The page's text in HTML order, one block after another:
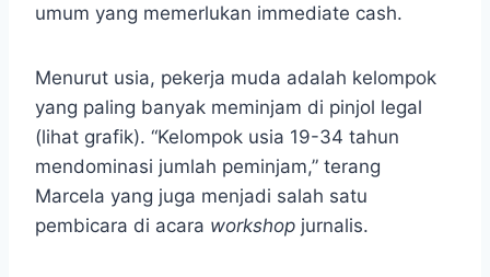
umum yang memerlukan immediate cash.
Menurut usia, pekerja muda adalah kelompok
yang paling banyak meminjam di pinjol legal
(lihat grafik). “Kelompok usia 19-34 tahun
mendominasi jumlah peminjam,” terang
Marcela yang juga menjadi salah satu
pembicara di acara workshop jurnalis.